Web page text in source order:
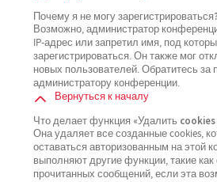
Почему я не могу
Возможно, администратор
IP-адрес или запретил имя, под
зарегистрироваться. Он также мог
новых пользователей. Обратитесь
администратору конференции.
Вернуться к началу
Что делает функция «Удалить
Она удаляет все созданные cookies,
оставаться авторизованным на этой
выполняют другие функции, такие
прочитанных сообщений, если эта